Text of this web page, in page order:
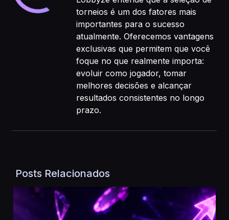
torneios é um dos fatores mais
importantes para o sucesso
atualmente. Oferecemos vantagens
exclusivas que permitem que você
foque no que realmente importa:
evoluir como jogador, tomar
melhores decisões e alcançar
resultados consistentes no longo
prazo.
Posts Relacionados